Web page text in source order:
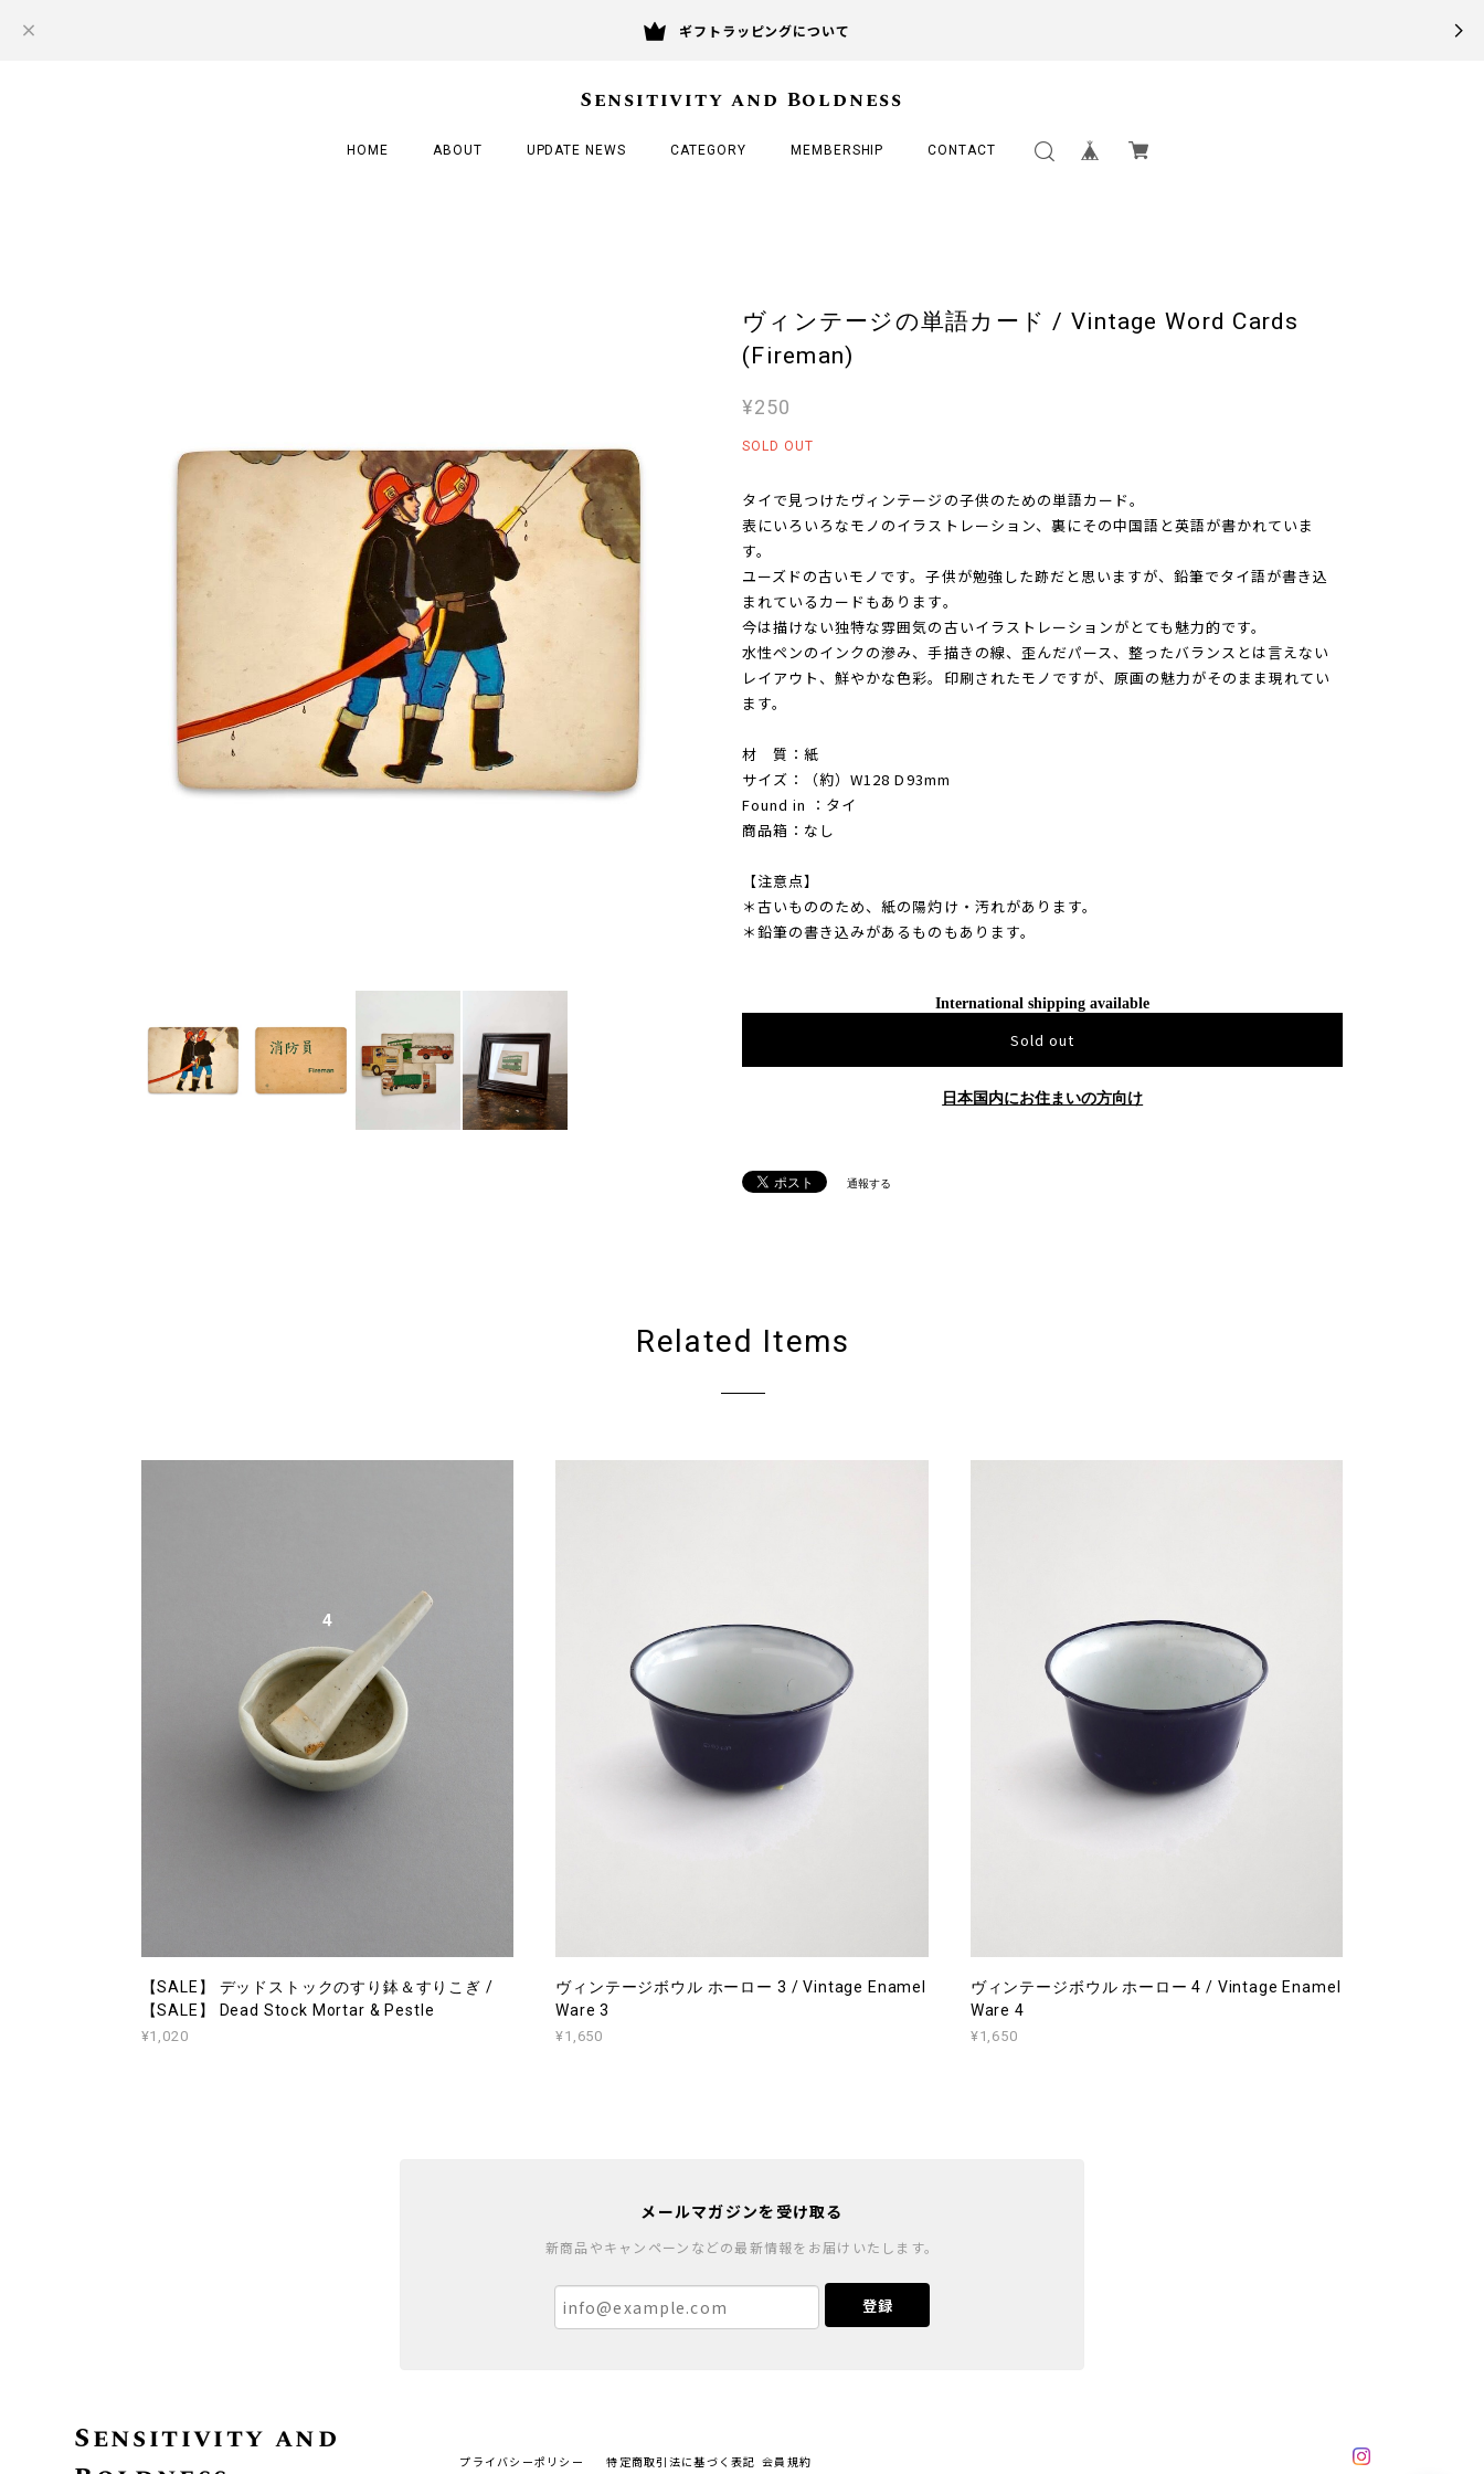
ギフトラッピングについて
Sensitivity and Boldness
HOME ABOUT UPDATE NEWS CATEGORY MEMBERSHIP CONTACT
ヴィンテージの単語カード / Vintage Word Cards
(Fireman)
¥250
SOLD OUT
タイで見つけたヴィンテージの子供のための単語カード。
表にいろいろなモノのイラストレーション、裏にその中国語と英語が書かれていま
す。
ユーズドの古いモノです。子供が勉強した跡だと思いますが、鉛筆でタイ語が書き込
まれているカードもあります。
今は描けない独特な雰囲気の古いイラストレーションがとても魅力的です。
水性ペンのインクの滲み、手描きの線、歪んだパース、整ったバランスとは言えない
レイアウト、鮮やかな色彩。印刷されたモノですが、原画の魅力がそのまま現れてい
ます。
材 質：紙
サイズ：（約）W128 D93mm
Found in ：タイ
商品箱：なし
【注意点】
＊古いもののため、紙の陽灼け・汚れがあります。
＊鉛筆の書き込みがあるものもあります。
International shipping available
Sold out
日本国内にお住まいの方向け
通報する
Related Items
【SALE】 デッドストックのすり鉢＆すりこぎ /
【SALE】 Dead Stock Mortar & Pestle
¥1,020
ヴィンテージボウル ホーロー 3 / Vintage Enamel
Ware 3
¥1,650
ヴィンテージボウル ホーロー 4 / Vintage Enamel
Ware 4
¥1,650
メールマガジンを受け取る
新商品やキャンペーンなどの最新情報をお届けいたします。
登録
Sensitivity and
プライバシーポリシー 特定商取引法に基づく表記 会員規約